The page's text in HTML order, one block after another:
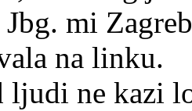
Jbg. mi
na linku.
ljudi ne kazi